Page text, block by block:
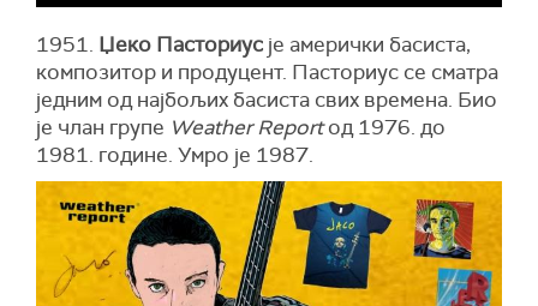
1951. Џеко Пасториус је амерички басиста,
композитор и продуцент. Пасториус се сматра
једним од најбољих басиста свих времена. Био
је члан групе Weather Reportод 1976. до
1981. године. Умро је 1987.